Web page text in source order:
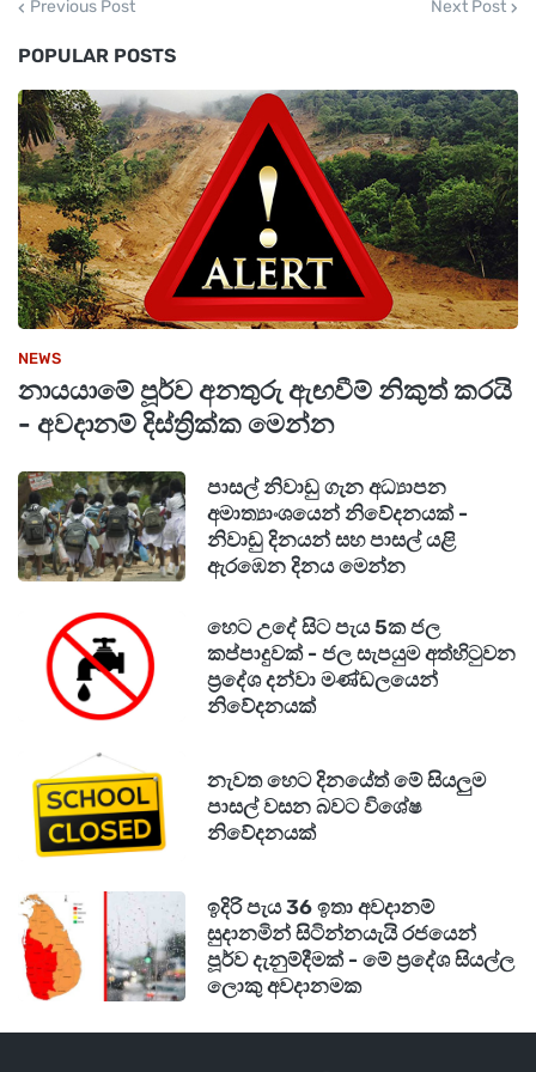
සුනාමි රළ ඇති විය හැකි බවය.
Previous Post Next Post
POPULAR POSTS
NEWS
නායයාමේ පූර්ව අනතුරු ඇඟවීම් නිකුත් කරයි
- අවදානම් දිස්ත්‍රික්ක මෙන්න
පාසල් නිවාඩු ගැන අධ්‍යාපන
අමාත්‍යාංශයෙන් නිවේදනයක් -
නිවාඩු දිනයන් සහ පාසල් යළි
ඇරඹෙන දිනය මෙන්න
හෙට උදේ සිට පැය 5ක ජල
කප්පාදුවක් - ජල සැපයුම අත්හිටුවන
ප්‍රදේශ දන්වා මණ්ඩලයෙන්
නිවේදනයක්
නැවත හෙට දිනයේත් මේ සියලුම
පාසල් වසන බවට විශේෂ
නිවේදනයක්
ඉදිරි පැය 36 ඉතා අවදානම්
සුදානමින් සිටින්නයැයි රජයෙන්
පූර්ව දැනුම්දීමක් - මේ ප්‍රදේශ සියල්ල
ලොකු අවදානමක